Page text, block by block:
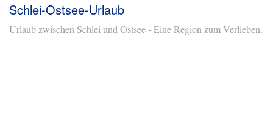
Schlei-Ostsee-Urlaub
Urlaub zwischen Schlei und Ostsee - Eine Region zum Verlieben.